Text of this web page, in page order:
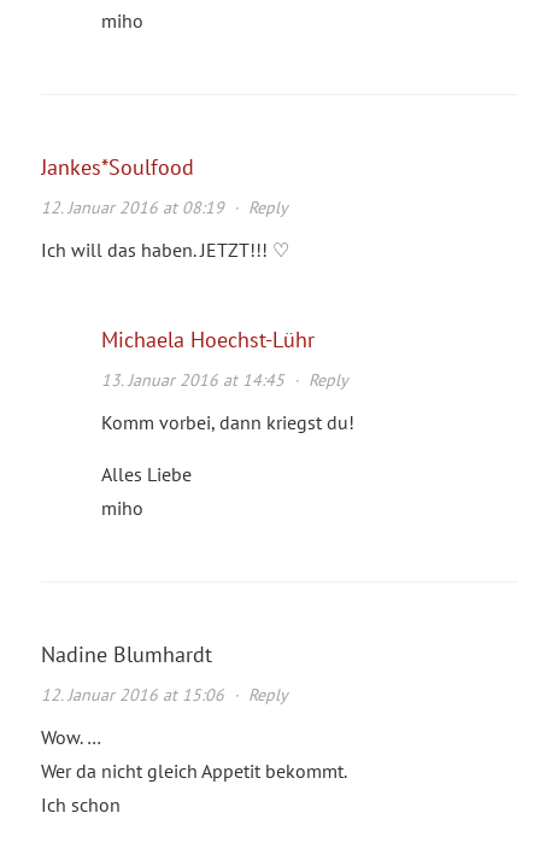
miho
Jankes*Soulfood
12. Januar 2016 at 08:19· Reply
Ich will das haben. JETZT!!! ♡
Michaela Hoechst-Lühr
13. Januar 2016 at 14:45· Reply
Komm vorbei, dann kriegst du!
Alles Liebe
miho
Nadine Blumhardt
12. Januar 2016 at 15:06· Reply
Wow. …
Wer da nicht gleich Appetit bekommt.
Ich schon